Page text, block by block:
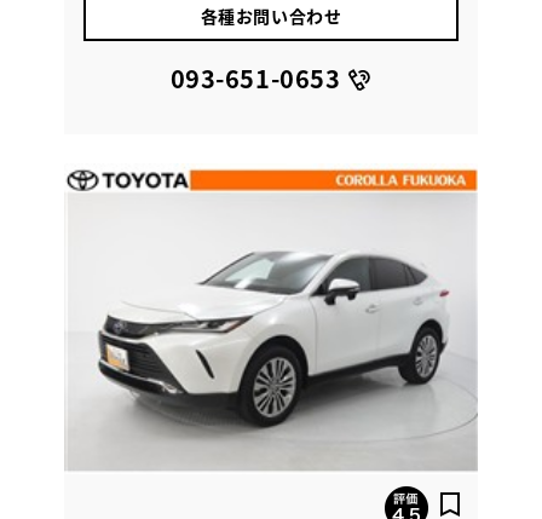
各種お問い合わせ
093-651-0653